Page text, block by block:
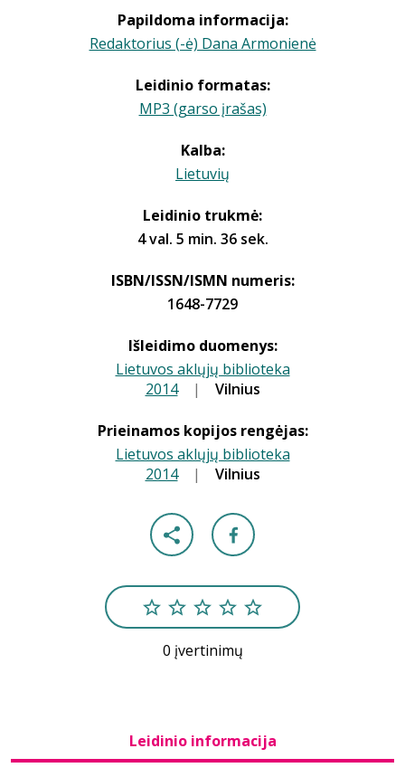
Papildoma informacija:
Redaktorius (-ė) Dana Armonienė
Leidinio formatas:
MP3 (garso įrašas)
Kalba:
Lietuvių
Leidinio trukmė:
4 val. 5 min. 36 sek.
ISBN/ISSN/ISMN numeris:
1648-7729
Išleidimo duomenys:
Lietuvos aklųjų biblioteka
2014 | Vilnius
Prieinamos kopijos rengėjas:
Lietuvos aklųjų biblioteka
2014 | Vilnius
0 įvertinimų
Leidinio informacija